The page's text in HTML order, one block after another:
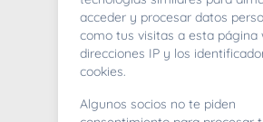
acceder y procesar datos
como tus visitas a esta página
direcciones IP y los
cookies.
Algunos socios no te piden